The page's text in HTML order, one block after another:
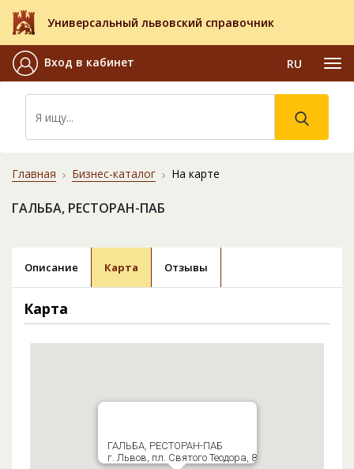
Универсальный львовский справочник
Вход в кабинет RU
Главная Бизнес-каталог На карте
ГАЛЬБА, РЕСТОРАН-ПАБ
Описание Карта Отзывы
Карта
ГАЛЬБА, РЕСТОРАН-ПАБ
г. Львов, пл. Святого Теодора, 8